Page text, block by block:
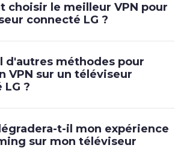
choisir le meilleur VPN pour
connecté LG ?
d'autres méthodes pour
VPN sur un téléviseur
?
t-il mon expérience
sur mon téléviseur